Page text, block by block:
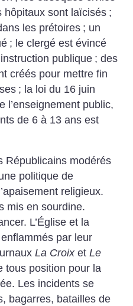
hôpitaux sont laïcisés ;
les prétoires ; un
; le clergé est évincé
publique ; des
créés pour mettre fin
; la loi du 16 juin
l’enseignement public,
de 6 à 13 ans est
Républicains modérés
politique de
religieux.
mis en sourdine.
L’Église et la
par leur
La CroixetLe
tous position pour la
Les incidents se
bagarres, batailles de